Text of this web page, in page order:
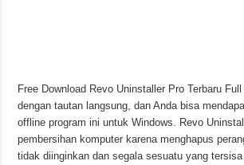
Free Download Revo Uninstaller Pro Terbaru Full
dengan tautan langsung, dan Anda bisa
offline program ini untuk Windows. Revo
pembersihan komputer karena menghapus
tidak diinginkan dan segala sesuatu yang